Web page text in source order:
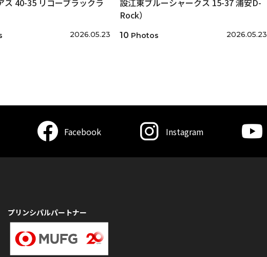
ス 40-35 リコーブラックラ
2026.05.23
設江東ブルーシャークス 15-37 浦安D-
Rock）
10 Photos 2026.05.23
Facebook Instagram
プリンシパルパートナー